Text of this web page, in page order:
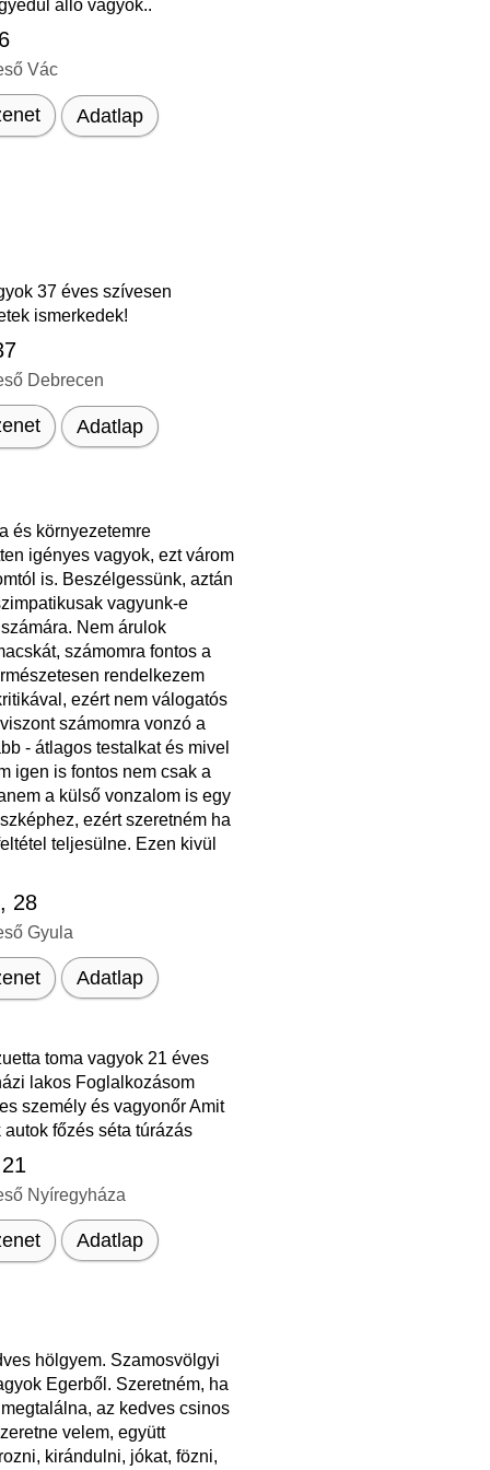
álló vagyok..
Vác
Adatlap
37 éves szívesen
ismerkedek!
Debrecen
Adatlap
és környezetemre
igényes vagyok, ezt várom
is. Beszélgessünk, aztán
vagyunk-e
Nem árulok
számomra fontos a
rendelkezem
ezért nem válogatós
számomra vonzó a
- átlagos testalkat és mivel
igen is fontos nem csak a
a külső vonzalom is egy
ezért szeretném ha
teljesülne. Ezen kivül
, 28
Gyula
Adatlap
toma vagyok 21 éves
lakos Foglalkozásom
személy és vagyonőr Amit
autok főzés séta túrázás
Nyíregyháza
Adatlap
hölgyem. Szamosvölgyi
Egerből. Szeretném, ha
az kedves csinos
velem, együtt
kirándulni, jókat, fözni,